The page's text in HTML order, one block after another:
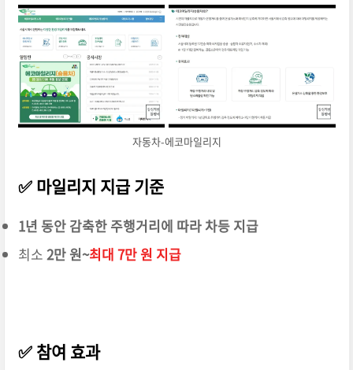
자동차-에코마일리지
✅마일리지 지급 기준
1년 동안 감축한 주행거리에 따라 차등 지급
최소 2만 원~최대 7만 원 지급
✅참여 효과